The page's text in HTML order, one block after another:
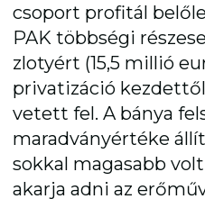
csoport profitál
PAK többségi
zlotyért (15,5 millió
privatizáció
vetett fel. A bánya
maradványértéke
sokkal magasabb
akarja adni az